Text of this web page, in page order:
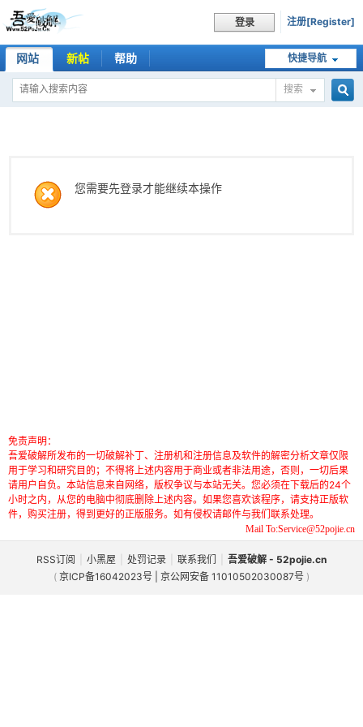
登录 注册[Register]
快捷导航
网站 新帖 帮助
搜索
您需要先登录才能继续本操作
免责声明：
吾爱破解所发布的一切破解补丁、注册机和注册信息及软件的解密分析文章仅限
用于学习和研究目的；不得将上述内容用于商业或者非法用途，否则，一切后果
请用户自负。本站信息来自网络，版权争议与本站无关。您必须在下载后的24个
小时之内，从您的电脑中彻底删除上述内容。如果您喜欢该程序，请支持正版软
件，购买注册，得到更好的正版服务。如有侵权请邮件与我们联系处理。
Mail To:Service@52pojie.cn
RSS订阅 小黑屋 处罚记录 联系我们
吾爱破解 - 52pojie.cn
( 京ICP备16042023号 | 京公网安备 11010502030087号 )